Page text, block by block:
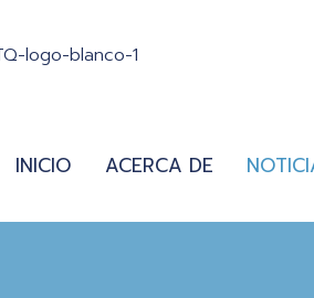
INICIO ACERCA DE